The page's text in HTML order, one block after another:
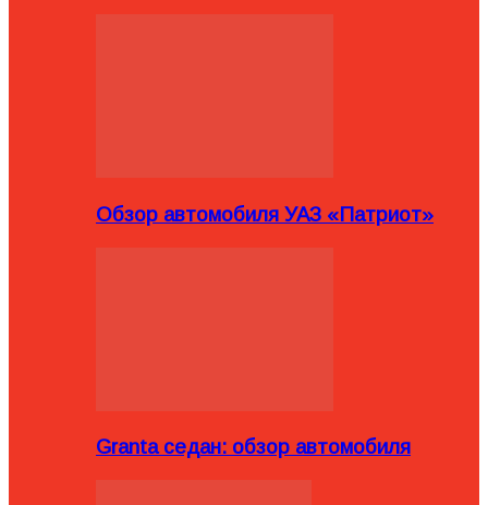
Обзор автомобиля УАЗ «Патриот»
Granta седан: обзор автомобиля